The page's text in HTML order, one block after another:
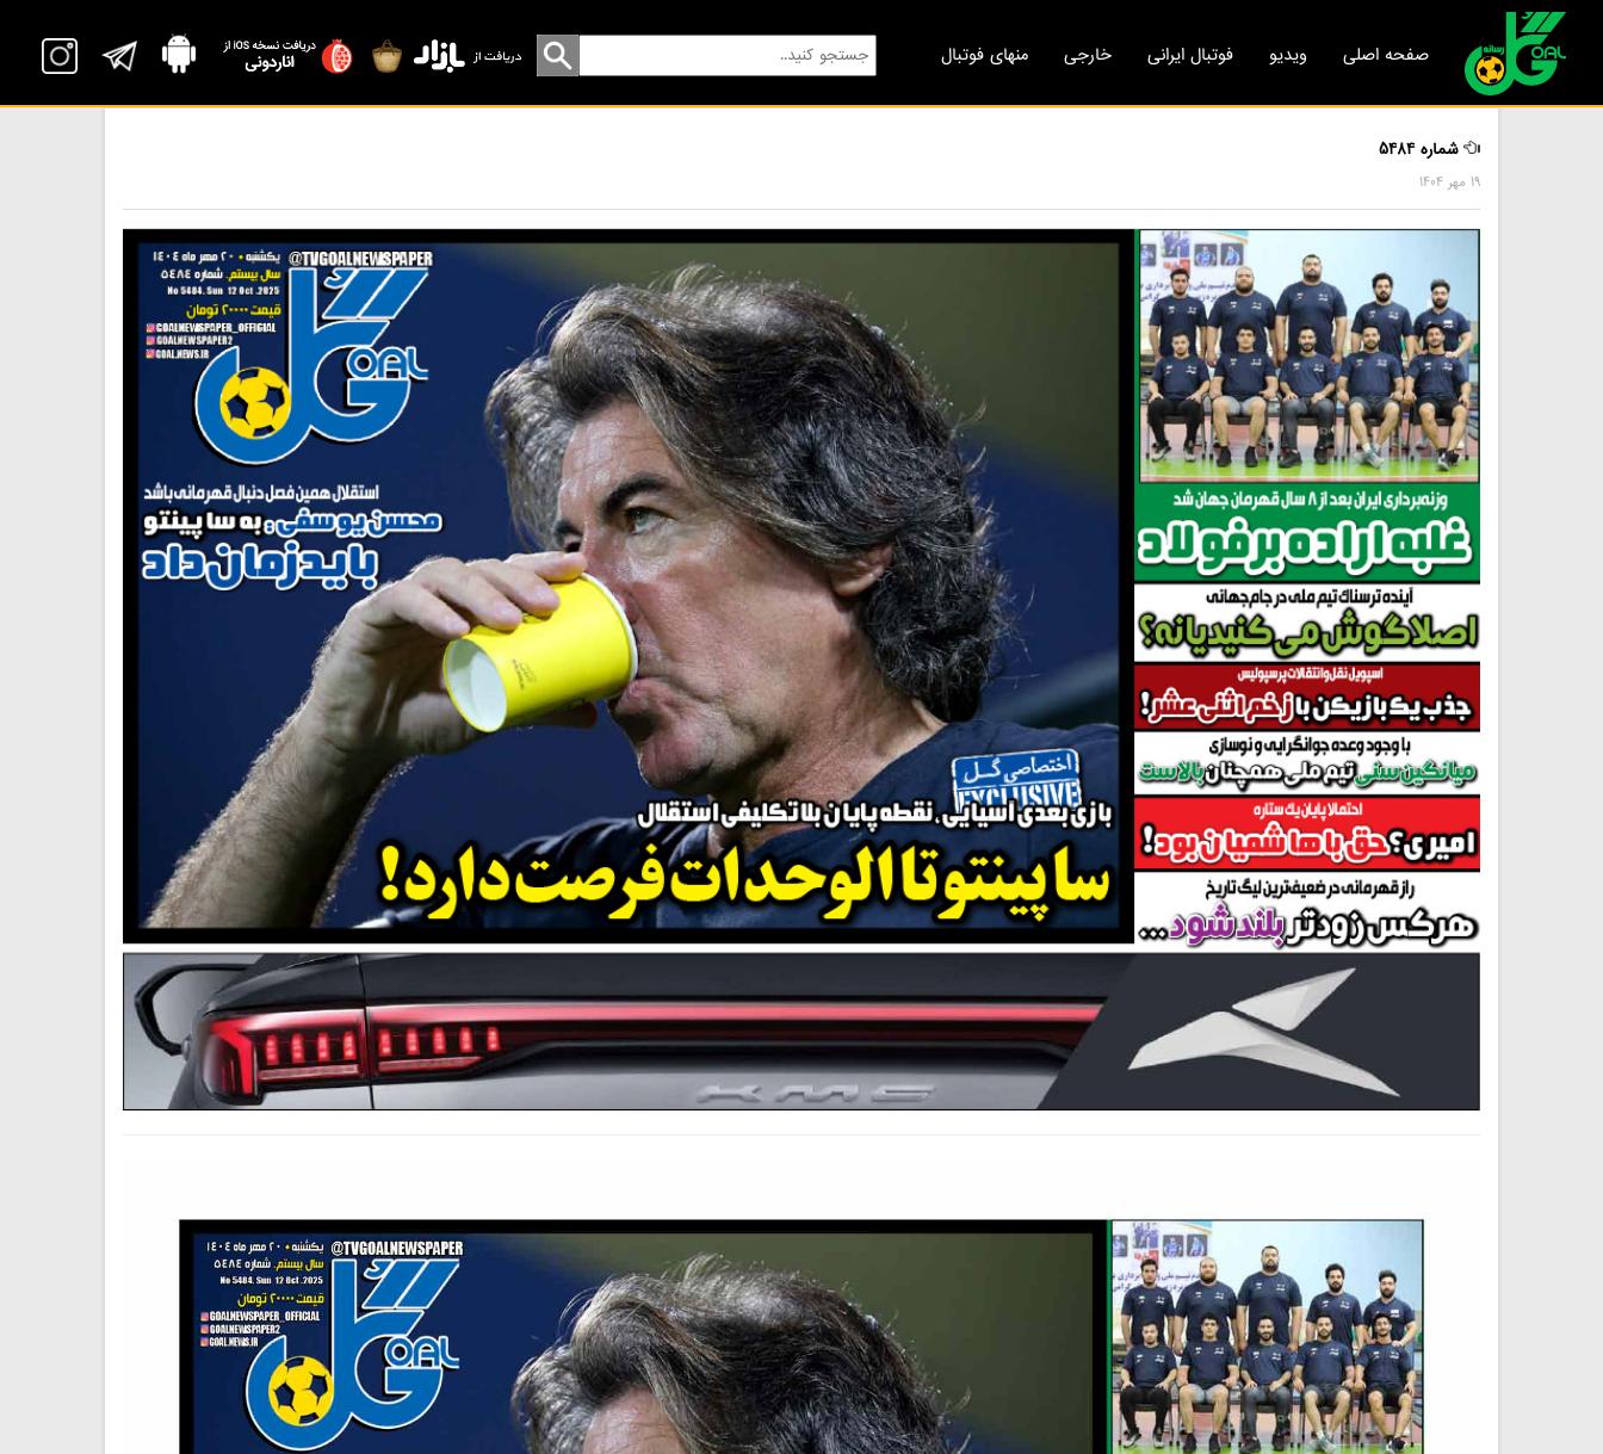
صفحه اصلی ویدیو فوتبال ایرانی خارجی منهای فوتبال
شماره 5484
19 مهر 1404